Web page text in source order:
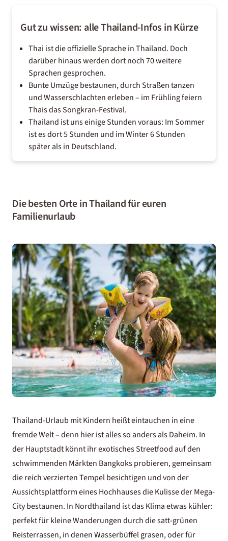
Gut zu wissen: alle Thailand-Infos in Kürze
Thai ist die offizielle Sprache in Thailand. Doch
darüber hinaus werden dort noch 70 weitere
Sprachen gesprochen.
Bunte Umzüge bestaunen, durch Straßen tanzen
und Wasserschlachten erleben – im Frühling feiern
Thais das Songkran-Festival.
Thailand ist uns einige Stunden voraus: Im Sommer
ist es dort 5 Stunden und im Winter 6 Stunden
später als in Deutschland.
Die besten Orte in Thailand für euren
Familienurlaub
Thailand-Urlaub mit Kindern heißt eintauchen in eine
fremde Welt – denn hier ist alles so anders als Daheim. In
der Hauptstadt könnt ihr exotisches Streetfood auf den
schwimmenden Märkten Bangkoksprobieren, gemeinsam
die reich verzierten Tempel besichtigen und von der
Aussichtsplattform eines Hochhauses die Kulisse der Mega-
City bestaunen. In Nordthailand ist das Klima etwas kühler:
perfekt für kleine Wanderungen durch die satt-grünen
Reisterrassen, in denen Wasserbüffel grasen, oder für